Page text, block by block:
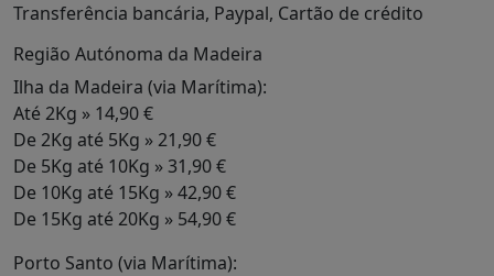
Transferência bancária, Paypal, Cartão de crédito
Região Autónoma da Madeira
Ilha da Madeira (via Marítima):
Até 2Kg » 14,90 €
De 2Kg até 5Kg » 21,90 €
De 5Kg até 10Kg » 31,90 €
De 10Kg até 15Kg » 42,90 €
De 15Kg até 20Kg » 54,90 €
Porto Santo (via Marítima):